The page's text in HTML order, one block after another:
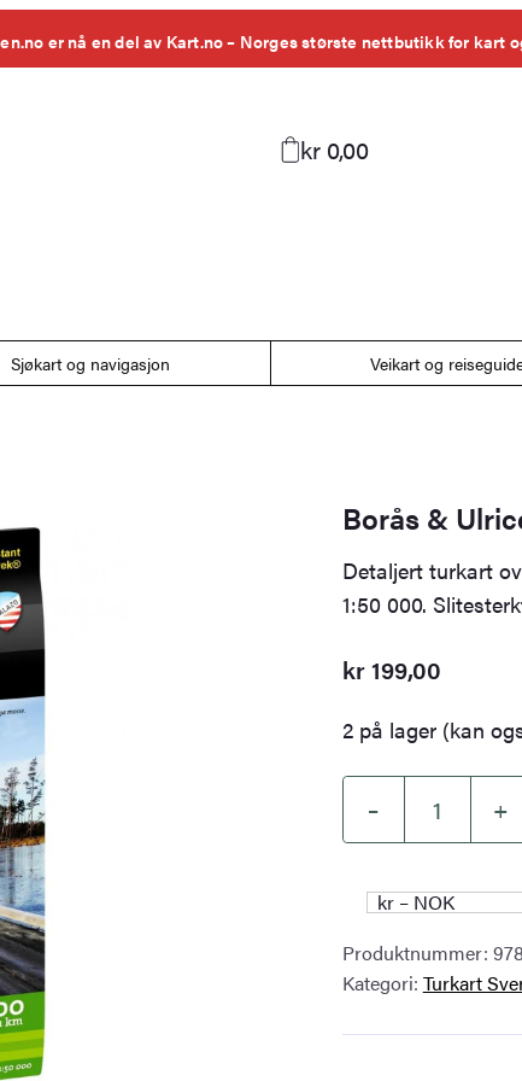
er nå en del av Kart.no – Norges største nettbutikk for kart
kr 0,00
Sjøkart og navigasjon Veikart og
Borås &
Detaljert turkart
1:50 000.
kr199,00
2 på lager (kan
–
Ulricehamn
turkart
1:50
+
kr – NOK
Produktnummer:
Kategori: Turkart